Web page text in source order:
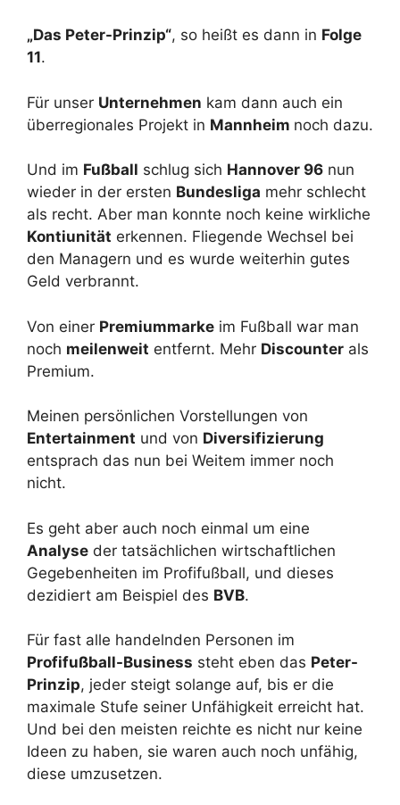
„Das Peter-Prinzip“, so heißt es dann in Folge
11.
Für unser Unternehmen kam dann auch ein
überregionales Projekt in Mannheim noch dazu.
Und im Fußball schlug sich Hannover 96 nun
wieder in der ersten Bundesliga mehr schlecht
als recht. Aber man konnte noch keine wirkliche
Kontiunität erkennen. Fliegende Wechsel bei
den Managern und es wurde weiterhin gutes
Geld verbrannt.
Von einer Premiummarke im Fußball war man
noch meilenweit entfernt. Mehr Discounter als
Premium.
Meinen persönlichen Vorstellungen von
Entertainment und von Diversifizierung
entsprach das nun bei Weitem immer noch
nicht.
Es geht aber auch noch einmal um eine
Analyse der tatsächlichen wirtschaftlichen
Gegebenheiten im Profifußball, und dieses
dezidiert am Beispiel des BVB.
Für fast alle handelnden Personen im
Profifußball-Business steht eben das Peter-
Prinzip, jeder steigt solange auf, bis er die
maximale Stufe seiner Unfähigkeit erreicht hat.
Und bei den meisten reichte es nicht nur keine
Ideen zu haben, sie waren auch noch unfähig,
diese umzusetzen.